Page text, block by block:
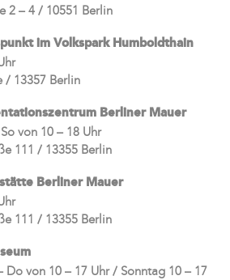
2 – 4 / 10551 Berlin
im Volkspark Humboldthain
/ 13357 Berlin
Berliner Mauer
von 10 – 18 Uhr
111 / 13355 Berlin
Berliner Mauer
111 / 13355 Berlin
Do von 10 – 17 Uhr / Sonntag 10 – 17